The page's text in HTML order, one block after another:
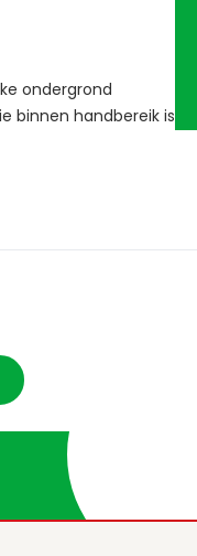
ondergrond
handbereik is,